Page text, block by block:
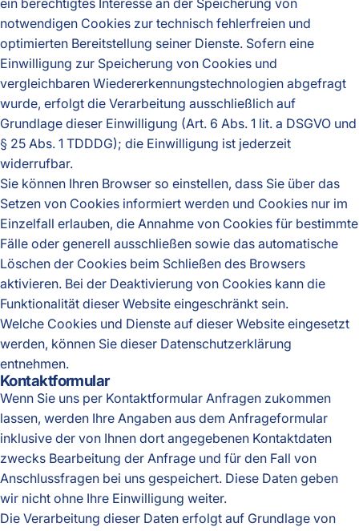
ein berechtigtes Interesse an der Speicherung von
notwendigen Cookies zur technisch fehlerfreien und
optimierten Bereitstellung seiner Dienste. Sofern eine
Einwilligung zur Speicherung von Cookies und
vergleichbaren Wiedererkennungstechnologien abgefragt
wurde, erfolgt die Verarbeitung ausschließlich auf
Grundlage dieser Einwilligung (Art. 6 Abs. 1 lit. a DSGVO und
§ 25 Abs. 1 TDDDG); die Einwilligung ist jederzeit
widerrufbar.
Sie können Ihren Browser so einstellen, dass Sie über das
Setzen von Cookies informiert werden und Cookies nur im
Einzelfall erlauben, die Annahme von Cookies für bestimmte
Fälle oder generell ausschließen sowie das automatische
Löschen der Cookies beim Schließen des Browsers
aktivieren. Bei der Deaktivierung von Cookies kann die
Funktionalität dieser Website eingeschränkt sein.
Welche Cookies und Dienste auf dieser Website eingesetzt
werden, können Sie dieser Datenschutzerklärung
entnehmen.
Kontaktformular
Wenn Sie uns per Kontaktformular Anfragen zukommen
lassen, werden Ihre Angaben aus dem Anfrageformular
inklusive der von Ihnen dort angegebenen Kontaktdaten
zwecks Bearbeitung der Anfrage und für den Fall von
Anschlussfragen bei uns gespeichert. Diese Daten geben
wir nicht ohne Ihre Einwilligung weiter.
Die Verarbeitung dieser Daten erfolgt auf Grundlage von